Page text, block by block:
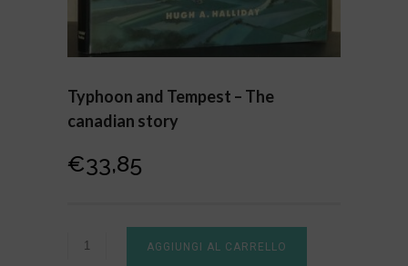
Typhoon and Tempest – The
canadian story
€33,85
AGGIUNGI AL CARRELLO